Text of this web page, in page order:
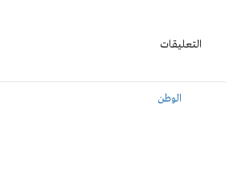
التعليقات
الوطن